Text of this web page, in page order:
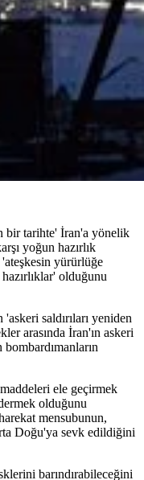
bir tarihte' İran'a yönelik
yoğun hazırlık
yürürlüğe
olduğunu
saldırıları yeniden
arasında İran'ın askeri
ele geçirmek
olduğunu
mensubunun,
Doğu'ya sevk edildiğini
barındırabileceğini